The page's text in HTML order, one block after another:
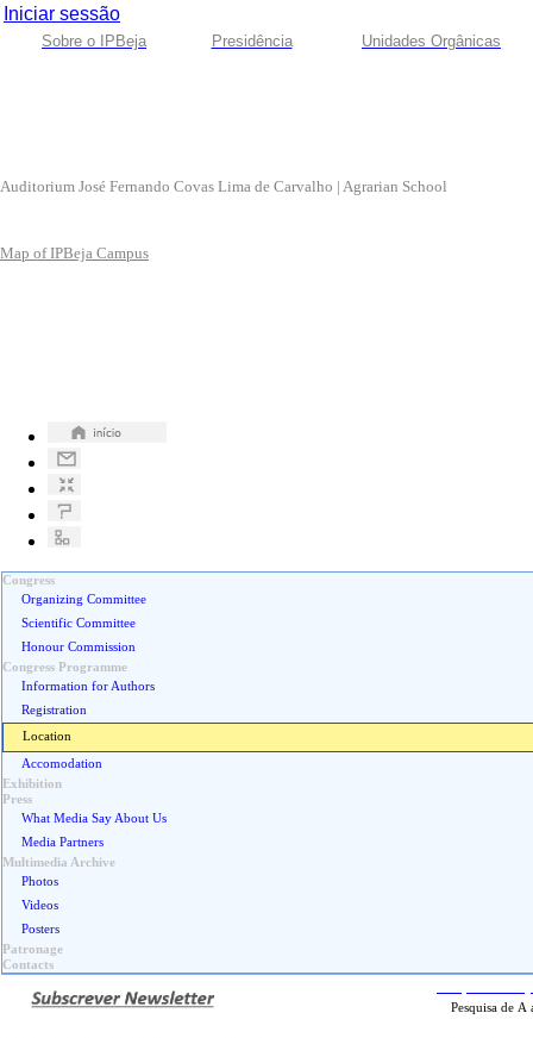
Iniciar sessão
Sobre o IPBeja Presidência Unidades Orgânicas
Auditorium José Fernando Covas Lima de Carvalho | Agrarian School
Map of IPBeja Campus
Congress
Organizing Committee
Scientific Committee
Honour Commission
Congress Programme
Information for Authors
Registration
Location
Accomodation
Exhibition
Press
What Media Say About Us
Media Partners
Multimedia Archive
Photos
Videos
Posters
Patronage
Contacts